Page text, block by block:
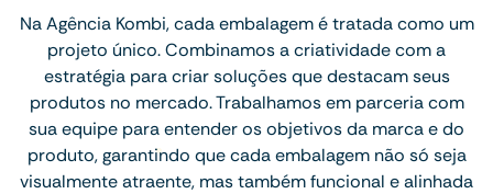
Na Agência Kombi, cada embalagem é tratada como um
projeto único. Combinamos a criatividade com a
estratégia para criar soluções que destacam seus
produtos no mercado. Trabalhamos em parceria com
sua equipe para entender os objetivos da marca e do
produto, garantindo que cada embalagem não só seja
visualmente atraente, mas também funcional e alinhada